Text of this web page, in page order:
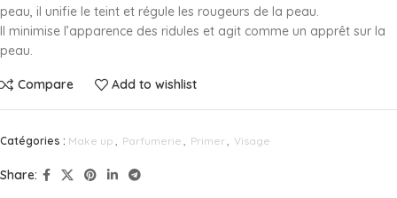
peau, il unifie le teint et régule les rougeurs de la peau.
Il minimise l’apparence des ridules et agit comme un apprêt sur la
peau.
Compare Add to wishlist
Catégories : Make up Parfumerie Primer Visage
Share: